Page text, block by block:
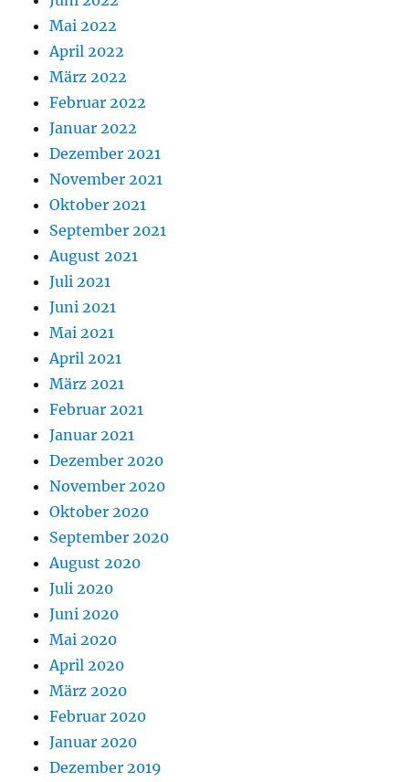
Mai 2022
April 2022
März 2022
Februar 2022
Januar 2022
Dezember 2021
November 2021
Oktober 2021
September 2021
August 2021
Juli 2021
Juni 2021
Mai 2021
April 2021
März 2021
Februar 2021
Januar 2021
Dezember 2020
November 2020
Oktober 2020
September 2020
August 2020
Juli 2020
Juni 2020
Mai 2020
April 2020
März 2020
Februar 2020
Januar 2020
Dezember 2019